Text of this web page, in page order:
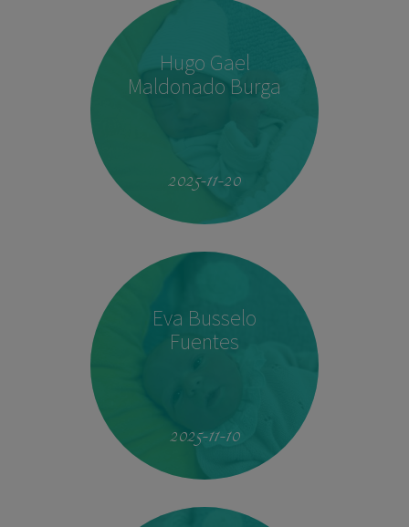
Hugo Gael
Maldonado Burga
2025-11-20
Eva Busselo
Fuentes
2025-11-10